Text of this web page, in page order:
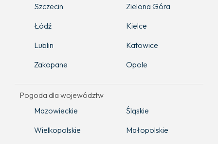
Szczecin
Zielona Góra
Łódź
Kielce
Lublin
Katowice
Zakopane
Opole
Pogoda dla województw
Mazowieckie
Śląskie
Wielkopolskie
Małopolskie